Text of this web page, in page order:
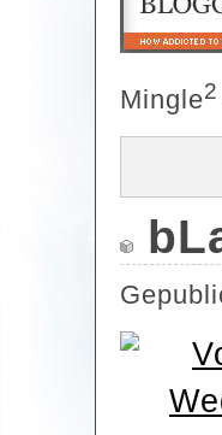
Mingle2